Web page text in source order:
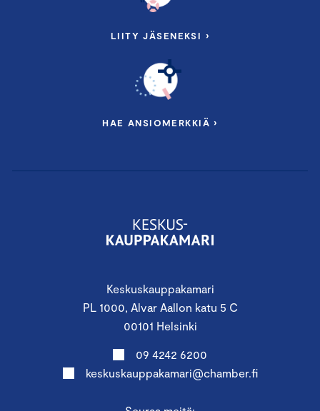
Keskuskauppakamari
PL 1000, Alvar Aallon katu 5 C
00101 Helsinki
09 4242 6200
keskuskauppakamari@chamber.fi
LIITY JÄSENEKSI ›
HAE ANSIOMERKKIÄ ›